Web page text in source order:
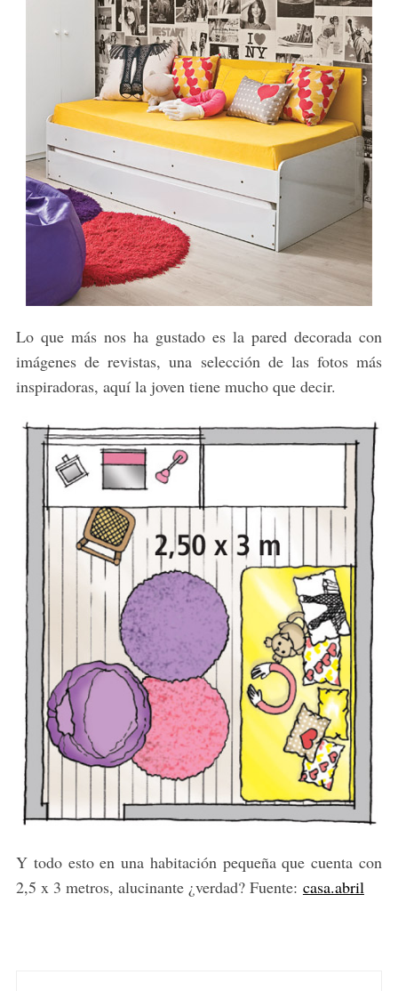
Lo que más nos ha gustado es la pared decorada con
imágenes de revistas, una selección de las fotos más
inspiradoras, aquí la joven tiene mucho que decir.
Y todo esto en una habitación pequeña que cuenta con
2,5 x 3 metros, alucinante ¿verdad? Fuente: casa.abril
h
: